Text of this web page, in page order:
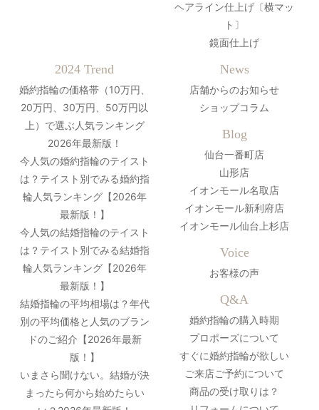
ヘアライン仕上げ〔横マッ
ト〕
鏡面仕上げ
2024 Trend
婚約指輪の価格帯（10万円、
20万円、30万円、50万円以
上）で選ぶ人気ランキング
2026年最新版！
今人気の婚約指輪のテイスト
は？テイスト別でみる婚約指
輪人気ランキング【2026年
最新版！】
今人気の結婚指輪のテイスト
は？テイスト別でみる結婚指
輪人気ランキング【2026年
最新版！】
結婚指輪の平均相場は？年代
別の平均価格と人気のブラン
ドのご紹介【2026年最新
版！】
いまさら聞けない。結婚が決
まったら何から始めたらい
News
店舗からのお知らせ
ショップコラム
Blog
仙台一番町店
山形店
イオンモール名取店
イオンモール新利府店
イオンモール仙台上杉店
Voice
お客様の声
Q&A
婚約指輪の購入時期
プロポーズについて
すぐに婚約指輪が欲しい
ご来店ご予約について
商品の受け取りは？